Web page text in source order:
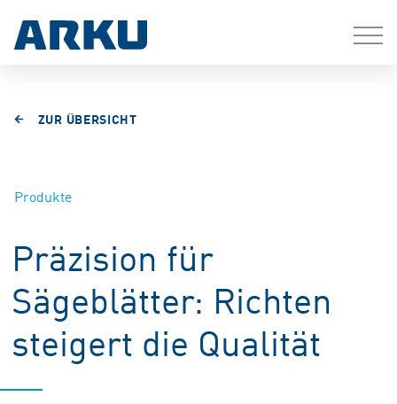
ZUR ÜBERSICHT
Produkte
Präzision für
Sägeblätter: Richten
steigert die Qualität